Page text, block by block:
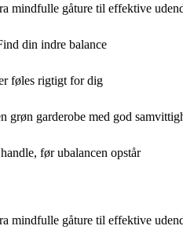
mindfulle gåture til effektive
din indre balance
føles rigtigt for dig
grøn garderobe med god
før ubalancen opstår
mindfulle gåture til effektive